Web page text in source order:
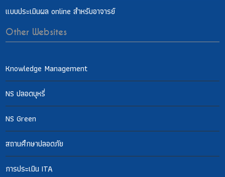
แบบประเมินผล online สำหรับอาจารย์
Other Websites
Knowledge Management
NS ปลอดบุหรี่
NS Green
สถานศึกษาปลอดภัย
การประเมิน ITA